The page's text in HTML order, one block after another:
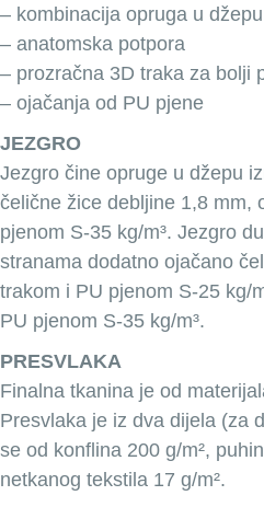
– kombinacija opruga u
– anatomska potpora
– prozračna 3D traka za bolji
– ojačanja od PU pjene
JEZGRO
Jezgro čine opruge u džepu
čelične žice debljine 1,8 mm,
pjenom S-35 kg/m³. Jezgro
stranama dodatno ojačano
trakom i PU pjenom S-25 kg/
PU pjenom S-35 kg/m³.
PRESVLAKA
Finalna tkanina je od
Presvlaka je iz dva dijela (za
se od konflina 200 g/m²,
netkanog tekstila 17 g/m².